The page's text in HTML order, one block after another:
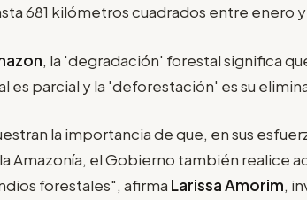
681 kilómetros cuadrados entre enero
, la 'degradación' forestal significa
es parcial y la 'deforestación' es su
la importancia de que, en sus
Amazonía, el Gobierno también realice
forestales", afirma Larissa Amorim,